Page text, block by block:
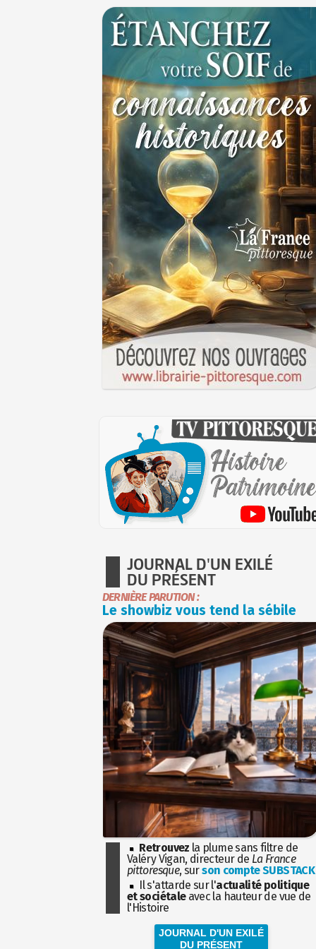
JOURNAL D'UN EXILÉ
DU PRÉSENT
DERNIÈRE PARUTION :
Le showbiz vous tend la sébile
Retrouvez la plume sans filtre de
Valéry Vigan, directeur de La France
pittoresque, surson compte SUBSTACK
Il s'attarde sur l'actualité politique
et sociétaleavec la hauteur de vue de
l'Histoire
JOURNAL D'UN EXILÉ
DU PRÉSENT